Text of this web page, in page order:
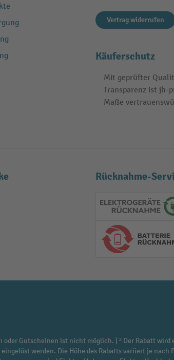
Vertrag widerrufen
Käuferschutz
Mit geprüfter
Transparenz ist jh-
Maße
Rücknahme-
Elektrogeräte
Batterie Rückname
Gutscheinen ist nicht möglich. | ² Der Rabatt wird
werden. Die Höhe des Rabatts variiert je nach